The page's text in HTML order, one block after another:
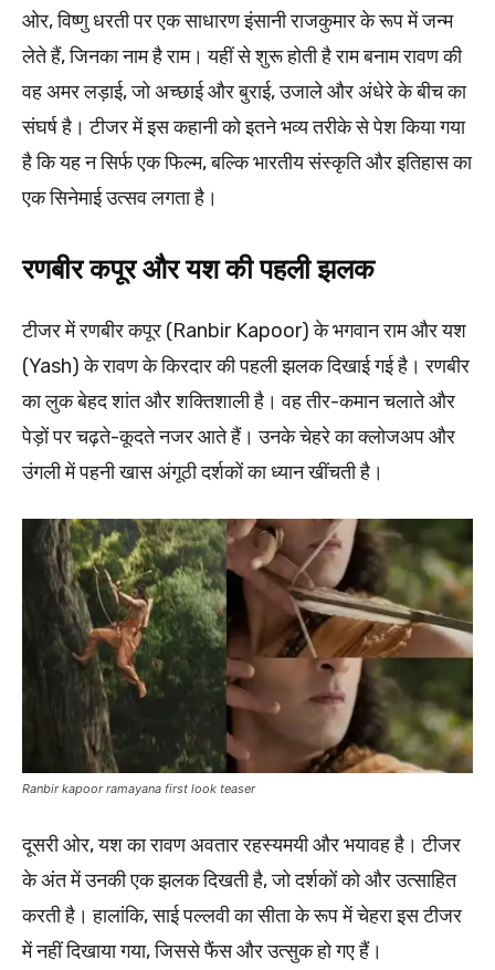
ओर, विष्णु धरती पर एक साधारण इंसानी राजकुमार के रूप में जन्म
लेते हैं, जिनका नाम है राम। यहीं से शुरू होती है राम बनाम रावण की
वह अमर लड़ाई, जो अच्छाई और बुराई, उजाले और अंधेरे के बीच का
संघर्ष है। टीजर में इस कहानी को इतने भव्य तरीके से पेश किया गया
है कि यह न सिर्फ एक फिल्म, बल्कि भारतीय संस्कृति और इतिहास का
एक सिनेमाई उत्सव लगता है।
रणबीर कपूर और यश की पहली झलक
टीजर में रणबीर कपूर (Ranbir Kapoor) के भगवान राम और यश
(Yash) के रावण के किरदार की पहली झलक दिखाई गई है। रणबीर
का लुक बेहद शांत और शक्तिशाली है। वह तीर-कमान चलाते और
पेड़ों पर चढ़ते-कूदते नजर आते हैं। उनके चेहरे का क्लोजअप और
उंगली में पहनी खास अंगूठी दर्शकों का ध्यान खींचती है।
Ranbir kapoor ramayana first look teaser
दूसरी ओर, यश का रावण अवतार रहस्यमयी और भयावह है। टीजर
के अंत में उनकी एक झलक दिखती है, जो दर्शकों को और उत्साहित
करती है। हालांकि, साई पल्लवी का सीता के रूप में चेहरा इस टीजर
में नहीं दिखाया गया, जिससे फैंस और उत्सुक हो गए हैं।